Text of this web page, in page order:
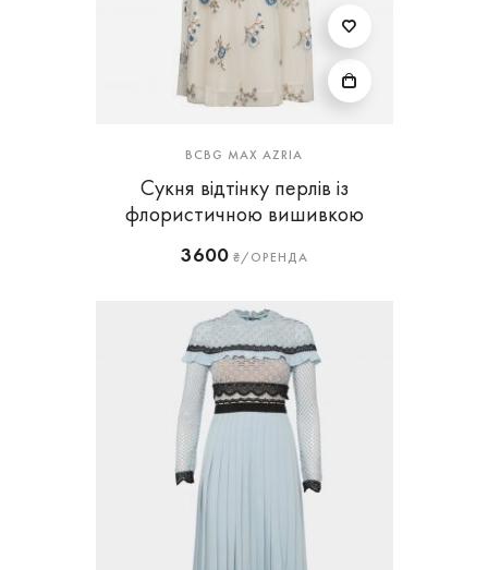
BCBG MAX AZRIA
Сукня відтінку перлів із
флористичною вишивкою
3600₴/ОРЕНДА